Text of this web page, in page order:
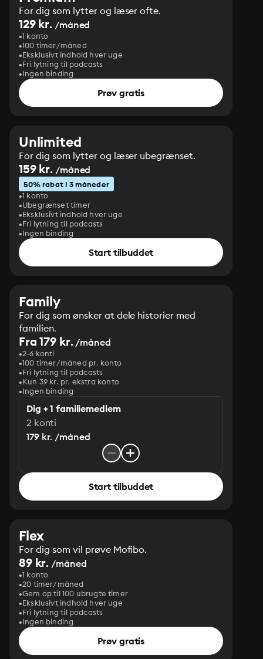
For dig som lytter og læser ofte.
129 kr. /måned
1 konto
100 timer/måned
Eksklusivt indhold hver uge
Fri lytning til podcasts
Ingen binding
Prøv gratis
Unlimited
For dig som lytter og læser ubegrænset.
159 kr. /måned
50% rabat i 3 måneder
1 konto
Ubegrænset timer
Eksklusivt indhold hver uge
Fri lytning til podcasts
Ingen binding
Start tilbuddet
Family
For dig som ønsker at dele historier med
familien.
Fra 179 kr./måned
2-6 konti
100 timer/måned pr. konto
Fri lytning til podcasts
Kun 39 kr. pr. ekstra konto
Ingen binding
Dig + 1 familiemedlem
2 konti
179 kr. /måned
Start tilbuddet
Flex
For dig som vil prøve Mofibo.
89 kr. /måned
1 konto
20 timer/måned
Gem op til 100 ubrugte timer
Eksklusivt indhold hver uge
Fri lytning til podcasts
Ingen binding
Prøv gratis